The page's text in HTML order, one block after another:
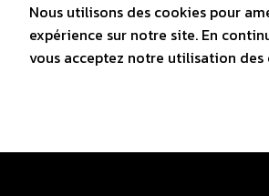
Nous utilisons des cookies pour
expérience sur notre site. En
vous acceptez notre utilisation des